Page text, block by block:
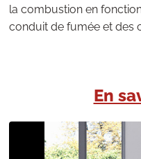
la combustion en
conduit de fumée et des
En